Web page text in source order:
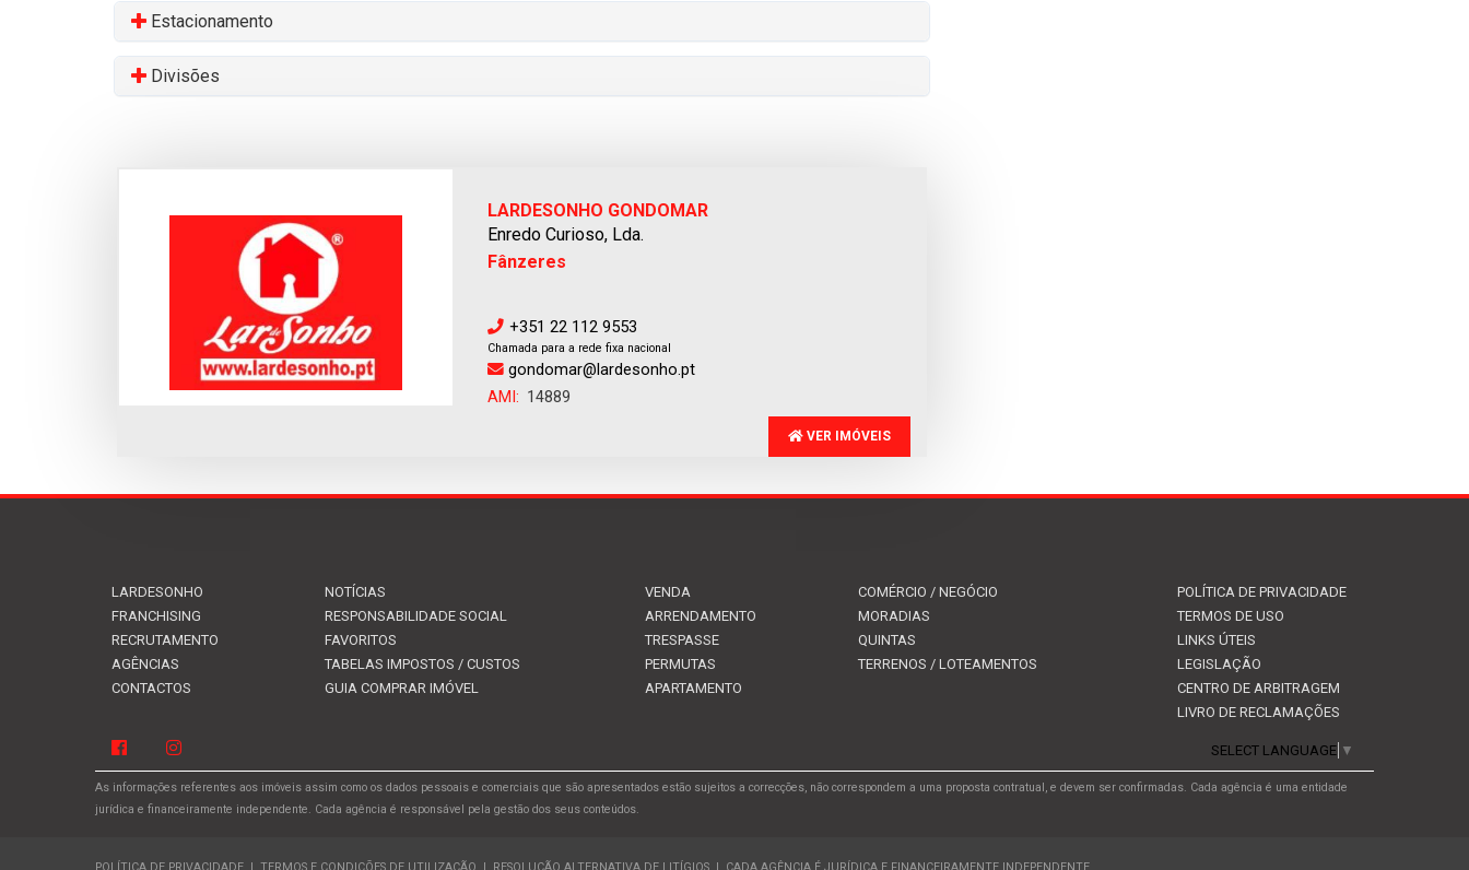
Estacionamento
Divisões
LARDESONHO GONDOMAR
Enredo Curioso, Lda.
Fânzeres
+351 22 112 9553
Chamada para a rede fixa nacional
gondomar@lardesonho.pt
AMI: 14889
VER IMÓVEIS
LARDESONHO
FRANCHISING
RECRUTAMENTO
AGÊNCIAS
CONTACTOS
NOTÍCIAS
RESPONSABILIDADE SOCIAL
FAVORITOS
TABELAS IMPOSTOS / CUSTOS
GUIA COMPRAR IMÓVEL
VENDA
ARRENDAMENTO
TRESPASSE
PERMUTAS
APARTAMENTO
COMÉRCIO / NEGÓCIO
MORADIAS
QUINTAS
TERRENOS / LOTEAMENTOS
POLÍTICA DE PRIVACIDADE
TERMOS DE USO
LINKS ÚTEIS
LEGISLAÇÃO
CENTRO DE ARBITRAGEM
LIVRO DE RECLAMAÇÕES
SELECT LANGUAGE ▼
As informações referentes aos imóveis assim como os dados pessoais e comerciais que são apresentados estão sujeitos a correcções, não correspondem a uma proposta contratual, e devem ser confirmadas. Cada agência é uma entidade
jurídica e financeiramente independente. Cada agência é responsável pela gestão dos seus conteúdos.
POLÍTICA DE PRIVACIDADE | TERMOS E CONDIÇÕES DE UTILIZAÇÃO | RESOLUÇÃO ALTERNATIVA DE LITÍGIOS | CADA AGÊNCIA É JURÍDICA E FINANCEIRAMENTE INDEPENDENTE.